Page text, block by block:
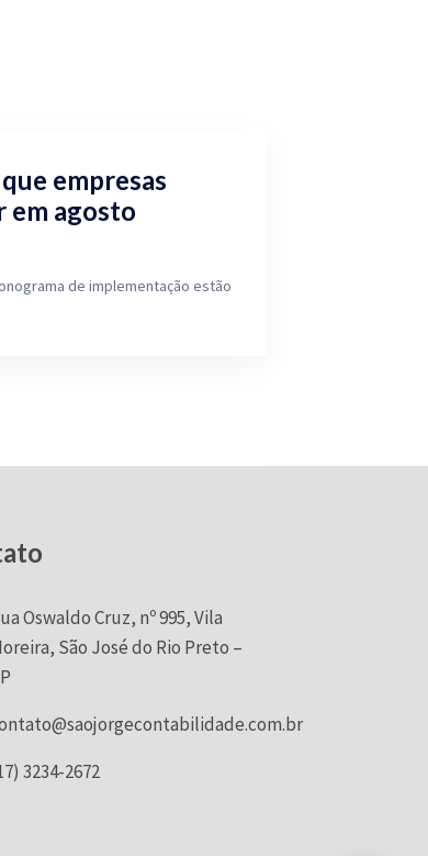
empresas
em agosto
de implementação estão
Oswaldo Cruz, nº 995, Vila
São José do Rio Preto –
3234-2672